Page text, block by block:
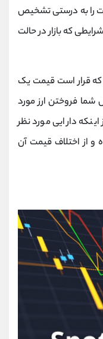
را به درستی تشخیص
که بازار در حالت
که قرار است قیمت یک
شما فروختن ارز مورد
دارایی مورد نظر
و از اختلاف قیمت آن